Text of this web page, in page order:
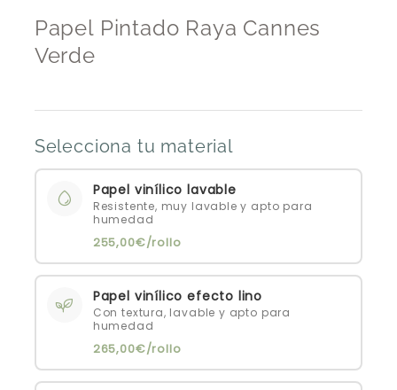
Papel Pintado Raya Cannes
Verde
Selecciona tu material
Papel vinílico lavable
Resistente, muy lavable y apto para
humedad
255,00€/rollo
Papel vinílico efecto lino
Con textura, lavable y apto para
humedad
265,00€/rollo